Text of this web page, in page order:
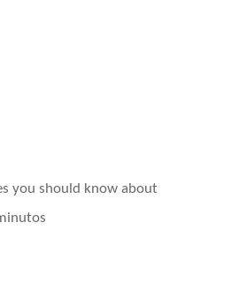
you should know about